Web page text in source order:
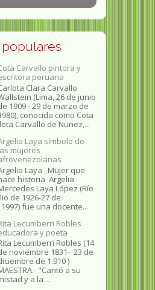
populares
Carvallo pintora y
peruana
Clara Carvallo
(Lima, 26 de junio
1909 - 29 de marzo de
conocida como Cota
Carvallo de Nuñez,...
Laya símbolo de
mujeres
Laya , Mujer que
historia Argelia
Laya López (Río
de 1926-27 de
fue una docente...
Lecumberri Robles
y poeta
Lecumberri Robles (14
noviembre 1831- 23 de
de 1.910 )
"Cantó a su
y a la ...